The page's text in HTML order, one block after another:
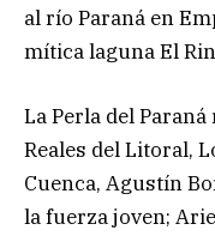
al río Paraná en
mítica laguna El
La Perla del
Reales del Litoral,
Cuenca, Agustín
la fuerza joven;